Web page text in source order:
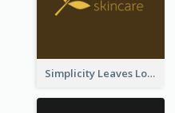
Simplicity Leaves Logo For Body Care Store